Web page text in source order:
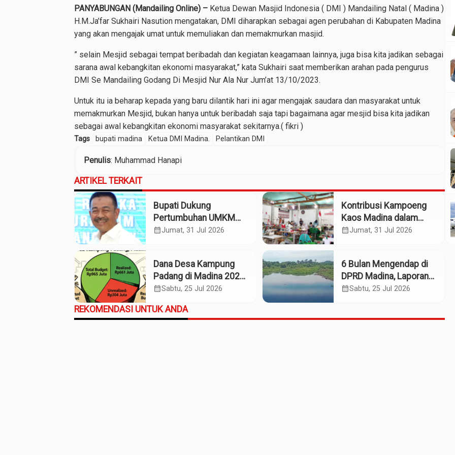
PANYABUNGAN (Mandailing Online) – Ketua Dewan Masjid Indonesia ( DMI ) Mandailing Natal ( Madina )
H.M.Ja’far Sukhairi Nasution mengatakan, DMI diharapkan sebagai agen perubahan di Kabupaten Madina
yang akan mengajak umat untuk memuliakan dan memakmurkan masjid.
” selain Mesjid sebagai tempat beribadah dan kegiatan keagamaan lainnya, juga bisa kita jadikan sebagai
sarana awal kebangkitan ekonomi masyarakat,” kata Sukhairi saat memberikan arahan pada pengurus
DMI Se Mandailing Godang Di Mesjid Nur Ala Nur Jum’at 13/10/2023.
Untuk itu ia beharap kepada yang baru dilantik hari ini agar mengajak saudara dan masyarakat untuk
memakmurkan Mesjid, bukan hanya untuk beribadah saja tapi bagaimana agar mesjid bisa kita jadikan
sebagai awal kebangkitan ekonomi masyarakat sekitarnya.( fikri )
Tags bupati madina Ketua DMI Madina. Pelantikan DMI
Penulis: Muhammad Hanapi
ARTIKEL TERKAIT
Bupati Dukung
Pertumbuhan UMKM
Termasuk Kampoeng
calendar_monthJumat, 31 Jul 2026
Kontribusi Kampoeng
Kaos Madina dalam
Industri Budaya dan
calendar_monthJumat, 31 Jul 2026
Dana Desa Kampung
Padang di Madina 2025:
Pagu Rp965 Juta,
Juta
calendar_monthSabtu, 25 Jul 2026
6 Bulan Mengendap di
DPRD Madina, Laporan
Dumas Dugaan
calendar_monthSabtu, 25 Jul 2026
REKOMENDASI UNTUK ANDA